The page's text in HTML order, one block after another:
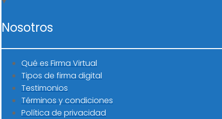
Nosotros
Qué es Firma Virtual
Tipos de firma digital
Testimonios
Términos y condiciones
Política de privacidad